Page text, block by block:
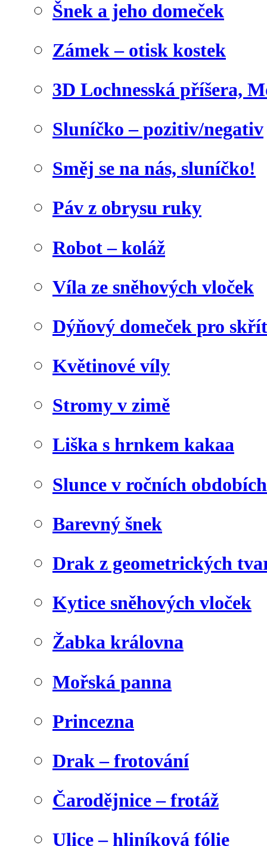
Šnek a jeho domeček
Zámek – otisk kostek
3D Lochnesská příšera,
Sluníčko – pozitiv/negativ
Směj se na nás, sluníčko!
Páv z obrysu ruky
Robot – koláž
Víla ze sněhových vloček
Dýňový domeček pro
Květinové víly
Stromy v zimě
Liška s hrnkem kakaa
Slunce v ročních obdobích
Barevný šnek
Drak z geometrických
Kytice sněhových vloček
Žabka královna
Mořská panna
Princezna
Drak – frotování
Čarodějnice – frotáž
Ulice – hliníková fólie